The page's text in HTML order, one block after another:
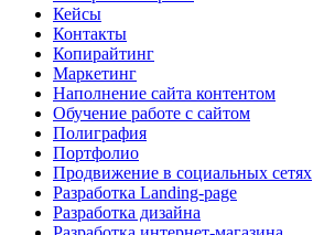
Кейсы
Контакты
Копирайтинг
Маркетинг
Наполнение сайта контентом
Обучение работе с сайтом
Полиграфия
Портфолио
Продвижение в социальных сетях
Разработка Landing-page
Разработка дизайна